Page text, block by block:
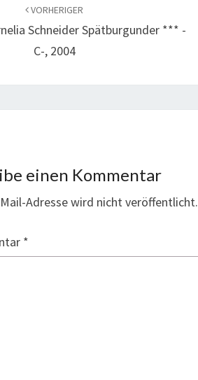
VORHERIGER
Schneider Spätburgunder *** -
C-, 2004
einen Kommentar
Adresse wird nicht veröffentlicht.
*